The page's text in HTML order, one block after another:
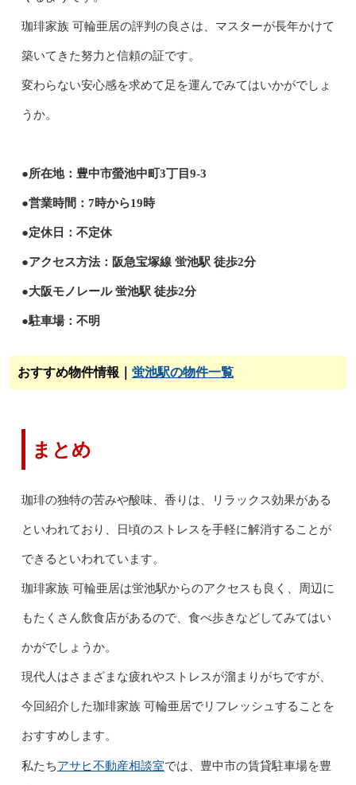
珈琲家族 可輪亜居の評判の良さは、マスターが長年かけて
築いてきた努力と信頼の証です。
変わらない安心感を求めて足を運んでみてはいかがでしょ
うか。
●所在地：豊中市螢池中町3丁目9-3
●営業時間：7時から19時
●定休日：不定休
●アクセス方法：阪急宝塚線 蛍池駅 徒歩2分
●大阪モノレール 蛍池駅 徒歩2分
●駐車場：不明
おすすめ物件情報｜ 蛍池駅の物件一覧
まとめ
珈琲の独特の苦みや酸味、香りは、リラックス効果がある
といわれており、日頃のストレスを手軽に解消することが
できるといわれています。
珈琲家族 可輪亜居は蛍池駅からのアクセスも良く、周辺に
もたくさん飲食店があるので、食べ歩きなどしてみてはい
かがでしょうか。
現代人はさまざまな疲れやストレスが溜まりがちですが、
今回紹介した珈琲家族 可輪亜居でリフレッシュすることを
おすすめします。
私たちアサヒ不動産相談室では、豊中市の賃貸駐車場を豊